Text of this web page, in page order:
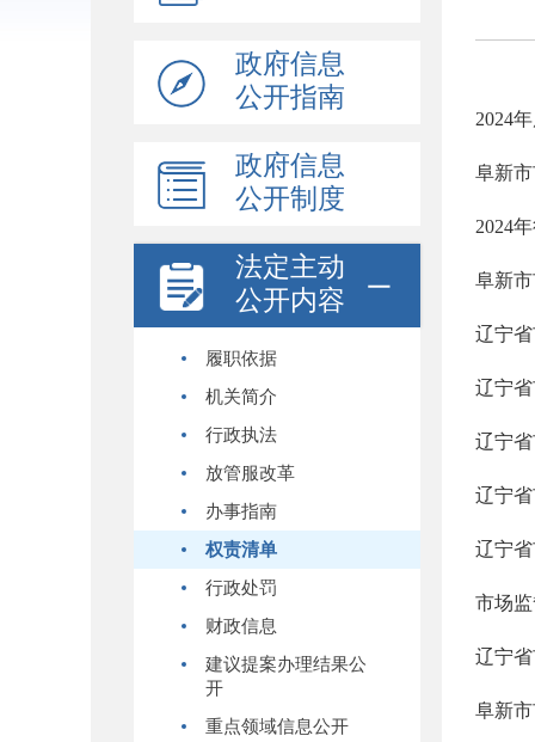
政府信息
公开指南
政府信息
公开制度
法定主动
公开内容
履职依据
机关简介
行政执法
放管服改革
办事指南
权责清单
行政处罚
财政信息
建议提案办理结果公
开
重点领域信息公开
2024
阜新
2024
阜新
辽宁
辽宁
辽宁
辽宁
辽宁
市场
辽宁
阜新